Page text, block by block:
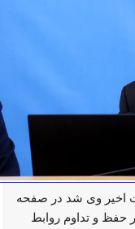
اخیر وی شد در صفحه
و تداوم روابط